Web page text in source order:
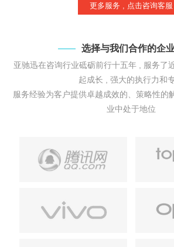
更多服务 , 点击咨询客服
选择与我们合作的企
亚驰迅在咨询行业砥砺前行十五年 , 服务了
起成长 , 强大的执行力和
服务经验为客户提供卓越成效的、策略性的
业中处于地位